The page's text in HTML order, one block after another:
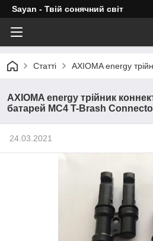
Sayan - Твій сонячний світ
Статті AXIOMA energy
AXIOMA energy трійник
батарей MC4 T-Brash
24.03.2021